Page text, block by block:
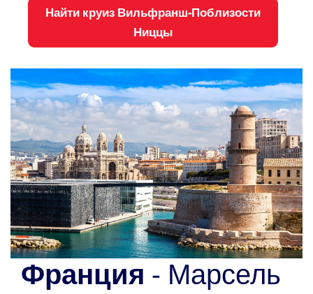
Найти круиз Вильфранш-Поблизости
Ниццы
Франция - Марсель